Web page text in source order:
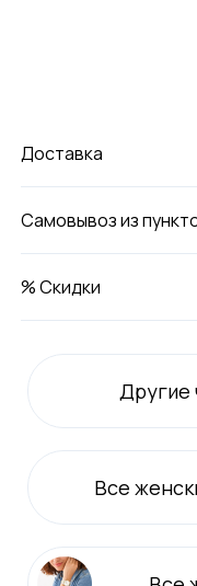
Доставка
Самовывоз из
% Скидки
Другие
Все